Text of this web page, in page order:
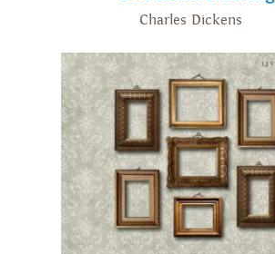
Charles Dickens